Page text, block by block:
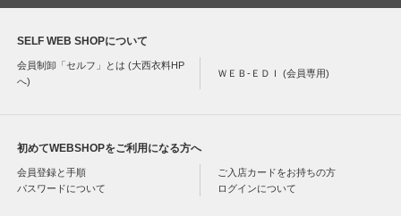
SELF WEB SHOPについて
会員制卸「セルフ」とは (大西衣料HP
へ)
ＷＥＢ-ＥＤＩ (会員専用)
初めてWEBSHOPをご利用になる方へ
会員登録と手順
ご入店カードをお持ちの方
パスワードについて
ログインについて